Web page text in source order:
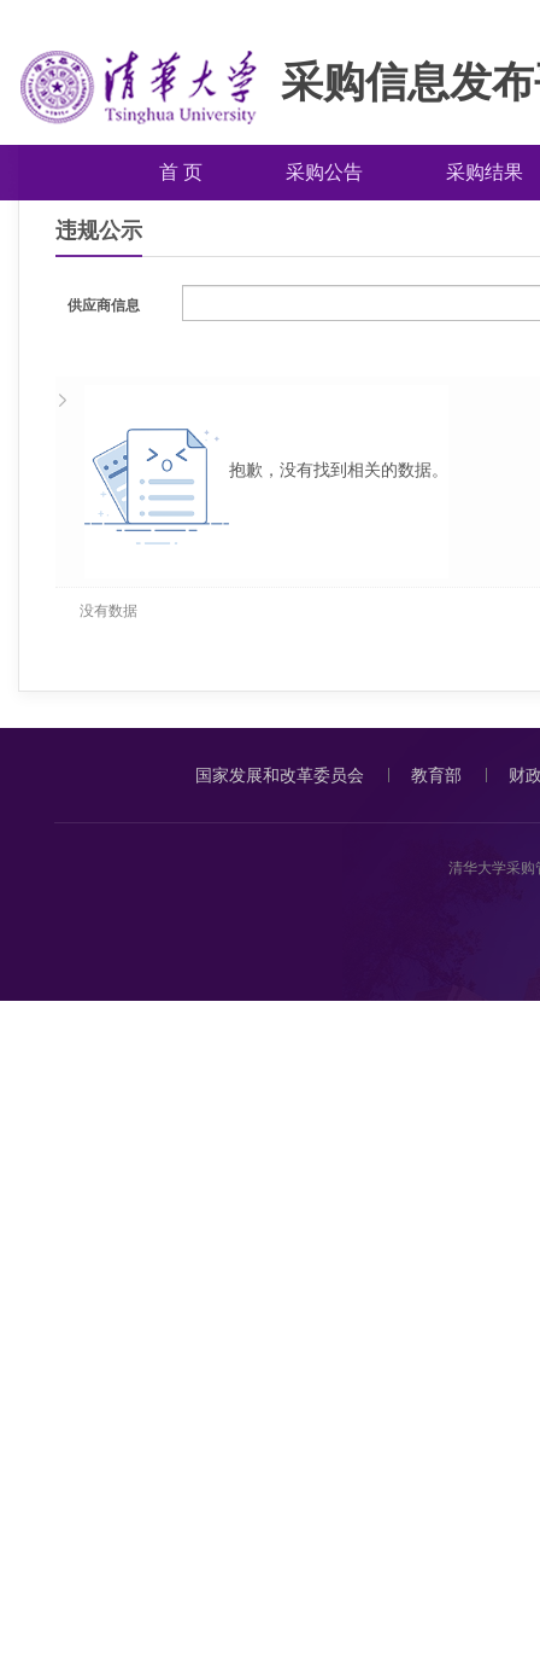
采购信息发
首 页 采购公告 采购结果
违规公示
供应商信息
抱歉，没有找到相关的数据。
没有数据
国家发展和改革委员会 教育部 财
清华大学采购